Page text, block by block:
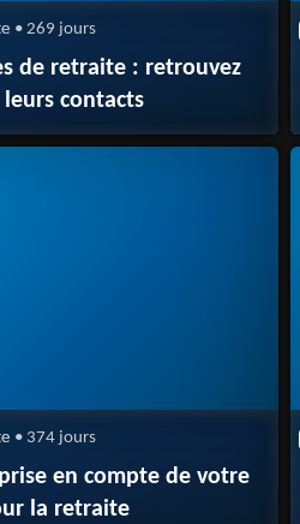
• 269 jours
de retraite : retrouvez
contacts
• 374 jours
en compte de votre
la retraite